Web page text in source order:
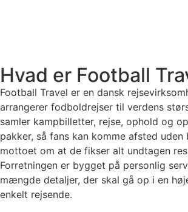
Hvad er Football
Football Travel er en dansk
arrangerer fodboldrejser til verdens
samler kampbilletter, rejse, ophold og
pakker, så fans kan komme afsted
mottoet om at de fikser alt undtagen
Forretningen er bygget på personlig
mængde detaljer, der skal gå op i en
enkelt rejsende.